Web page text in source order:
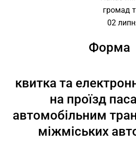
громад
02
Форма
квитка та
на проїзд
автомобільним
міжміських